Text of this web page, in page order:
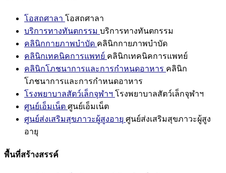
โอสถศาลา โอสถศาลา
บริการทางทันตกรรม บริการทางทันตกรรม
คลินิกกายภาพบำบัด คลินิกกายภาพบำบัด
คลินิกเทคนิคการแพทย์ คลินิกเทคนิคการแพทย์
คลินิกโภชนาการและการกำหนดอาหาร คลินิก
โภชนาการและการกำหนดอาหาร
โรงพยาบาลสัตว์เล็กจุฬาฯ โรงพยาบาลสัตว์เล็กจุฬาฯ
ศูนย์เอ็มเน็ต ศูนย์เอ็มเน็ต
ศูนย์ส่งเสริมสุขภาวะผู้สูงอายุ ศูนย์ส่งเสริมสุขภาวะผู้สูง
อายุ
พื้นที่สร้างสรรค์